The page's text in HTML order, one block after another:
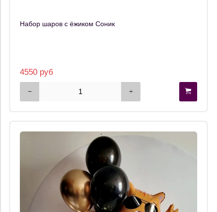
Набор шаров с ёжиком Соник
4550 руб